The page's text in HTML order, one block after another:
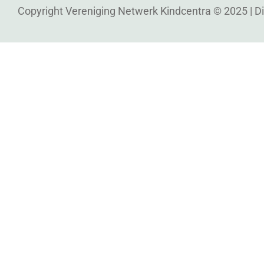
Copyright Vereniging Netwerk Kindcentra © 2025 |